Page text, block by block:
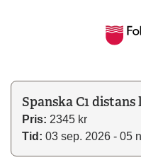
Spanska C1 distans
Pris: 2345 kr
Tid: 03 sep. 2026 - 05